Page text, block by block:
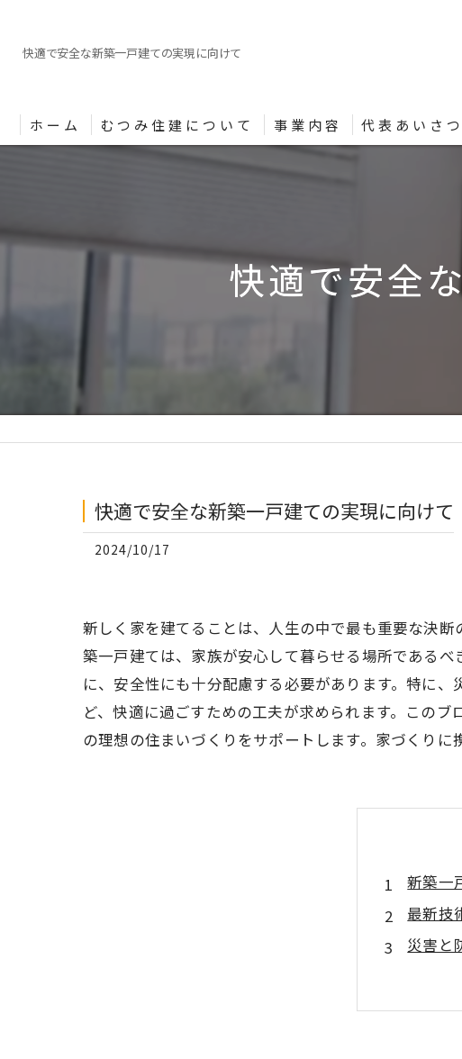
快適で安全な新築一戸建ての実現に向けて
ホーム むつみ住建について 事業内容 代表あいさつ
快適で安全
快適で安全な新築一戸建ての実現に向けて
2024/10/17
新しく家を建てることは、人生の中で最も重要な決
築一戸建ては、家族が安心して暮らせる場所である
に、安全性にも十分配慮する必要があります。特に
ど、快適に過ごすための工夫が求められます。この
の理想の住まいづくりをサポートします。家づくりに
新築一
最新技
災害と
住環
家族の